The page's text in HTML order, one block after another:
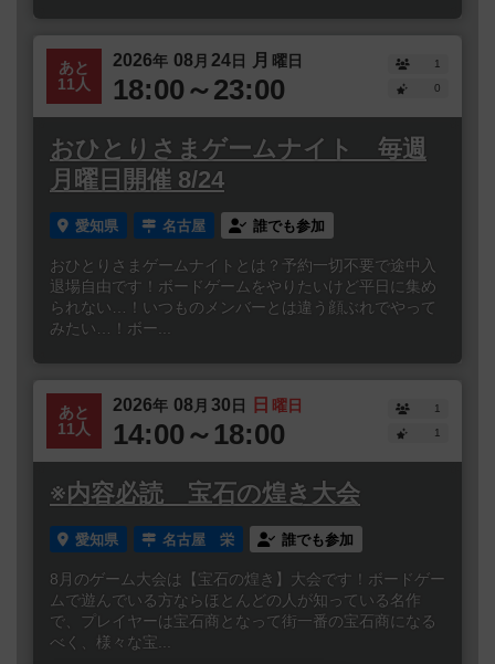
あと
11人
2026年 08 月 24日 月 曜日
18:00～23:00
1
0
おひとりさまゲームナイト 毎週
月曜日開催 8/24
愛知県 名古屋 誰でも参加
おひとりさまゲームナイトとは？予約一切不要で途中入
退場自由です！ボードゲームをやりたいけど平日に集め
られない…！いつものメンバーとは違う顔ぶれでやって
みたい…！ボー...
あと
11人
2026年 08 月 30日 日 曜日
14:00～18:00
1
1
※内容必読 宝石の煌き大会
愛知県 名古屋 栄 誰でも参加
8月のゲーム大会は【宝石の煌き】大会です！ボードゲー
ムで遊んでいる方ならほとんどの人が知っている名作
で、プレイヤーは宝石商となって街一番の宝石商になる
べく、様々な宝...